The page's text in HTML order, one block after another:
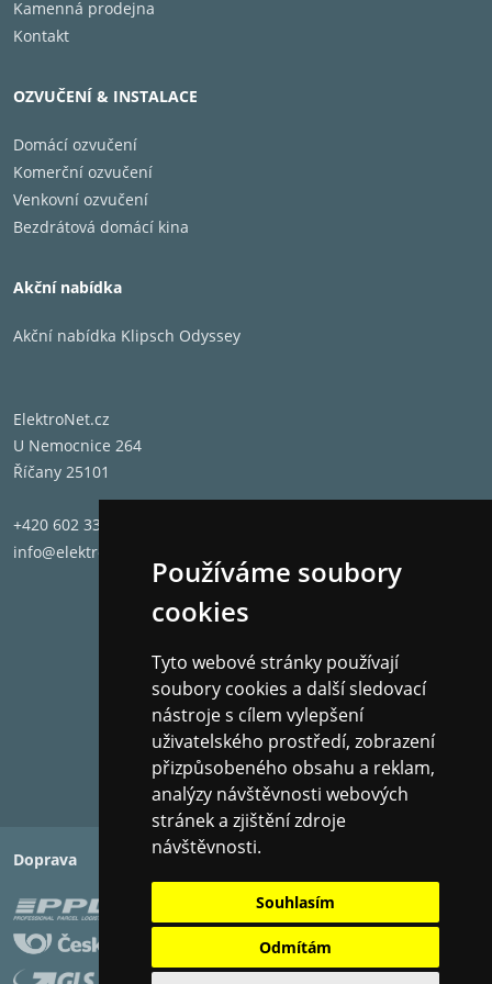
Používáme soubory
cookies
Tyto webové stránky používají
soubory cookies a další sledovací
nástroje s cílem vylepšení
uživatelského prostředí, zobrazení
přizpůsobeného obsahu a reklam,
analýzy návštěvnosti webových
stránek a zjištění zdroje
návštěvnosti.
Souhlasím
Odmítám
elegantnímu designu gramofonu DEBUT PRO, ale je
kompatibilní s téměř jakýmkoli gramofonem, který
doporučeno pro vertikální gramofony
• Zajišťuje pevné uchycení gramofonové desky
• Optimalizuje přehrávání nerovných desek
• Poniklovaná hliníková povrchová úprava s dlouhou
nemají středovou osu talíře vyšší než 10,5 mm!
Hmotnost: 190 g
Materiál: Hliník / Nikl
Kamenná prodejna
Kontakt
OZVUČENÍ & INSTALACE
Domácí ozvučení
Komerční ozvučení
Venkovní ozvučení
Bezdrátová domácí kina
Akční nabídka
Akční nabídka Klipsch Odyssey
ElektroNet.cz
U Nemocnice 264
Říčany 25101
+420 602 331 662
info@elektronet.cz
Doprava Platba